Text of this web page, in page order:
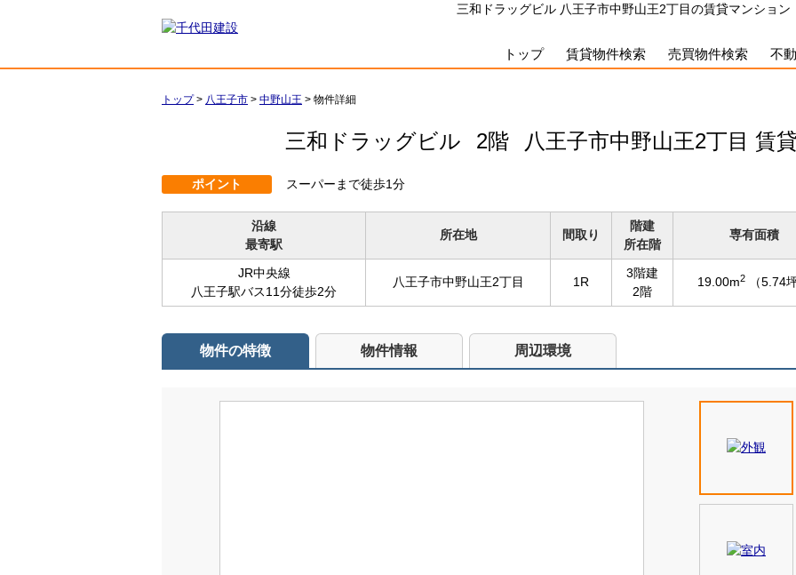
三和ドラッグビル 八王子市中野山王2丁目の賃貸マンショ
トップ 賃貸物件検索 売買物件検索 不
トップ> 八王子市 > 中野山王 > 物件詳細
三和ドラッグビル 2階 八王子市中野山王2丁目 賃
ポイント スーパーまで徒歩1分
沿線
最寄駅
所在地 間取り
階建
所在階
専有面積
JR中央線
八王子駅バス11分徒歩2分
八王子市中野山王2丁目 1R
3階建
2階
19.00m2 （5.74
物件の特徴 物件情報 周辺環境